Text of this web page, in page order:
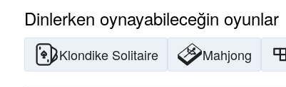
Dinlerken oynayabileceğin oyunlar
Klondike Solitaire Mahjong